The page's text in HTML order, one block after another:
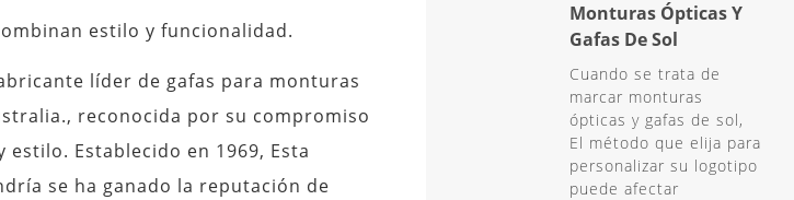
estilo y funcionalidad.
líder de gafas para monturas
reconocida por su compromiso
Establecido en 1969, Esta
se ha ganado la reputación de
Monturas Ópticas Y
Gafas De Sol
Cuando se trata de
marcar monturas
ópticas y gafas de sol,
El método que elija para
personalizar su logotipo
puede afectar